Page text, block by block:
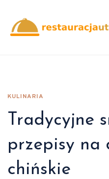
KULINARIA
Tradycyjne
przepisy na
chińskie